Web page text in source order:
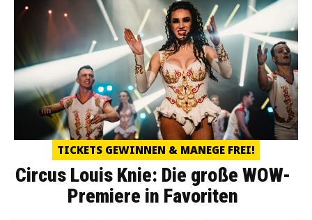
TICKETS GEWINNEN & MANEGE FREI!
Circus Louis Knie: Die große WOW-
Premiere in Favoriten